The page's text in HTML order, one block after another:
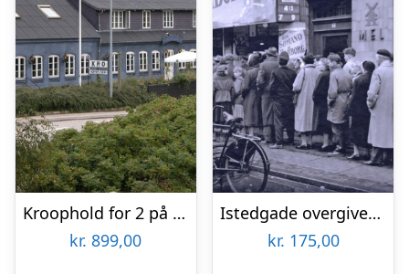
Kroophold for 2 på Nørre Vissing Kro
kr. 899,00
Istedgade overgiver sig aldrig med TYRA Byvandringer
kr. 175,00